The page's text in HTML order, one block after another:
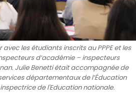
les étudiants inscrits au PPPE et les
d’académie – inspecteurs
Julie Benetti était accompagnée de
départementaux de l’Éducation
de l'Education nationale.